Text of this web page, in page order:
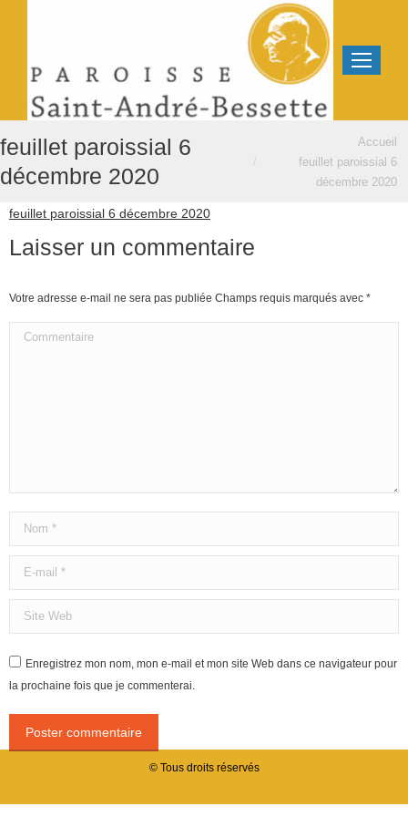
feuillet paroissial 6
décembre 2020
Accueil
feuillet paroissial 6
décembre 2020
feuillet paroissial 6 décembre 2020
Laisser un commentaire
Votre adresse e-mail ne sera pas publiée Champs requis marqués avec *
Commentaire
Nom *
E-mail *
Site Web
Enregistrez mon nom, mon e-mail et mon site Web dans ce navigateur pour
la prochaine fois que je commenterai.
Poster commentaire
© Tous droits réservés